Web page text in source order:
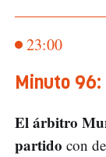
23:00
Minuto
El árbitro
partido con